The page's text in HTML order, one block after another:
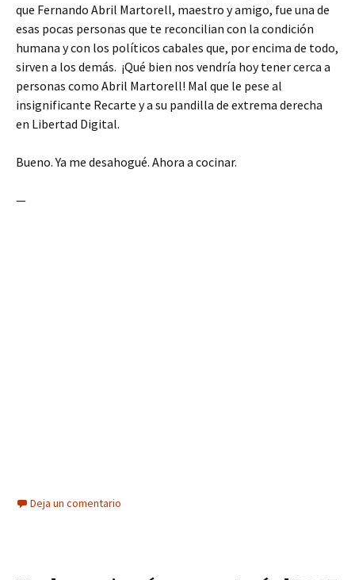
que Fernando Abril Martorell, maestro y amigo, fue una de
esas pocas personas que te reconcilian con la condición
humana y con los políticos cabales que, por encima de todo,
sirven a los demás. ¡Qué bien nos vendría hoy tener cerca a
personas como Abril Martorell! Mal que le pese al
insignificante Recarte y a su pandilla de extrema derecha
en Libertad Digital.
Bueno. Ya me desahogué. Ahora a cocinar.
—
Deja un comentario